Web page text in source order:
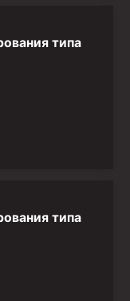
типа
типа